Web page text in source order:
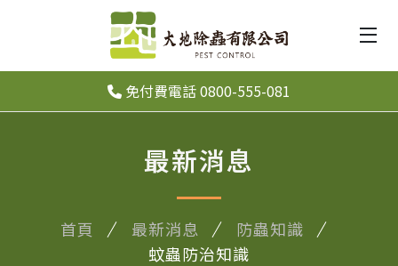
免付費電話 0800-555-081
最新消息
首頁 最新消息
防蟲知識
蚊蟲防治知識